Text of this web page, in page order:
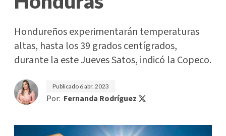
Hondureños experimentarán temperaturas
altas, hasta los 39 grados centígrados,
durante la este Jueves Satos, indicó la Copeco.
Publicado 6 abr. 2023
Por: Fernanda Rodríguez